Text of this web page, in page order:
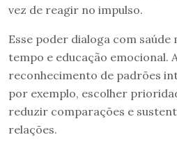
vez de reagir no impulso.
Esse poder dialoga com saúde
tempo e educação emocional.
reconhecimento de padrões
por exemplo, escolher
reduzir comparações e
relações.